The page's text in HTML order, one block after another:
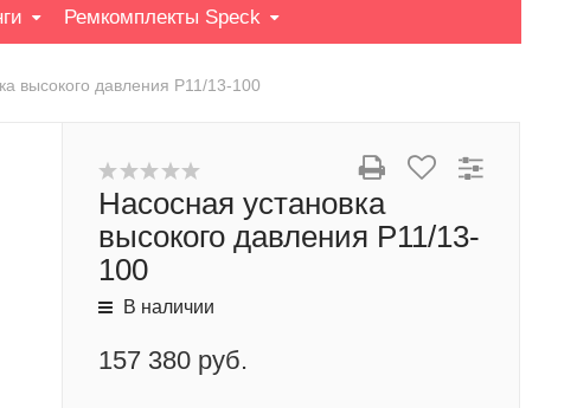
Ремкомплекты Speck
высокого давления P11/13-100
Насосная установка
высокого давления P11/13-
100
В наличии
157 380 руб.